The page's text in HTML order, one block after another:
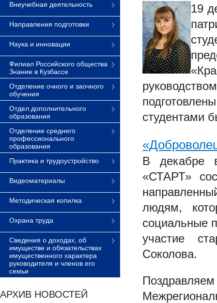
Внеучебная деятельность
Направления подготовки
Наука и инновации
Филиал Российского общества
Знание в Кузбассе
Отделение очного и заочного
обучения
Отдел дополнительного
образования
Отделение среднего
профессионального
образования
Практика и трудоустройство
Видеоматериалы
Методическая копилка
Охрана труда
Сведения о доходах, об
имуществе и обязательствах
имущественного характера
руководителя и членов его
семьи
АРХИВ НОВОСТЕЙ
19
студентами
В декабре
«СТАРТ»
людям,
социальные
участие
Соколова.